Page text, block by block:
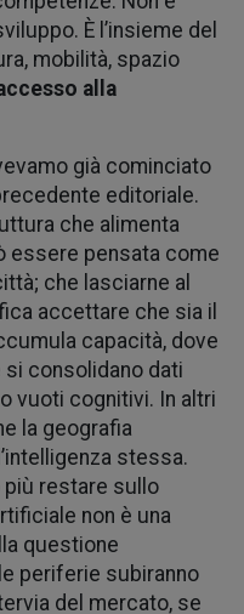
È l’insieme del
mobilità, spazio
alla
già cominciato
editoriale.
che alimenta
essere pensata come
che lasciarne al
accettare che sia il
capacità, dove
consolidano dati
vuoti cognitivi. In altri
la geografia
stessa.
più restare sullo
non è una
questione
periferie subiranno
del mercato, se